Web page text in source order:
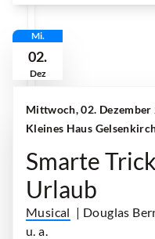
Mi.
02.
Dez
Mittwoch, 02.
Kleines Haus
Smarte
Urlaub
Musical | Douglas
u. a.